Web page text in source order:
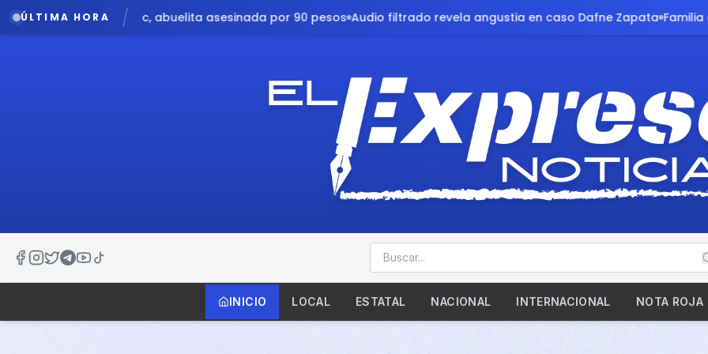
ÚLTIMA HORA
asesinada por 90 pesos Audio filtrado revela angustia en caso Dafne Zapata Familia exige justicia tras atropello de
INICIO LOCAL ESTATAL NACIONAL INTERNACIONAL NOTA ROJA